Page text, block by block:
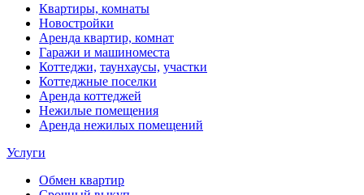
Квартиры, комнаты
Новостройки
Аренда квартир, комнат
Гаражи и машиноместа
Коттеджи, таунхаусы, участки
Коттеджные поселки
Аренда коттеджей
Нежилые помещения
Аренда нежилых помещений
Услуги
Обмен квартир